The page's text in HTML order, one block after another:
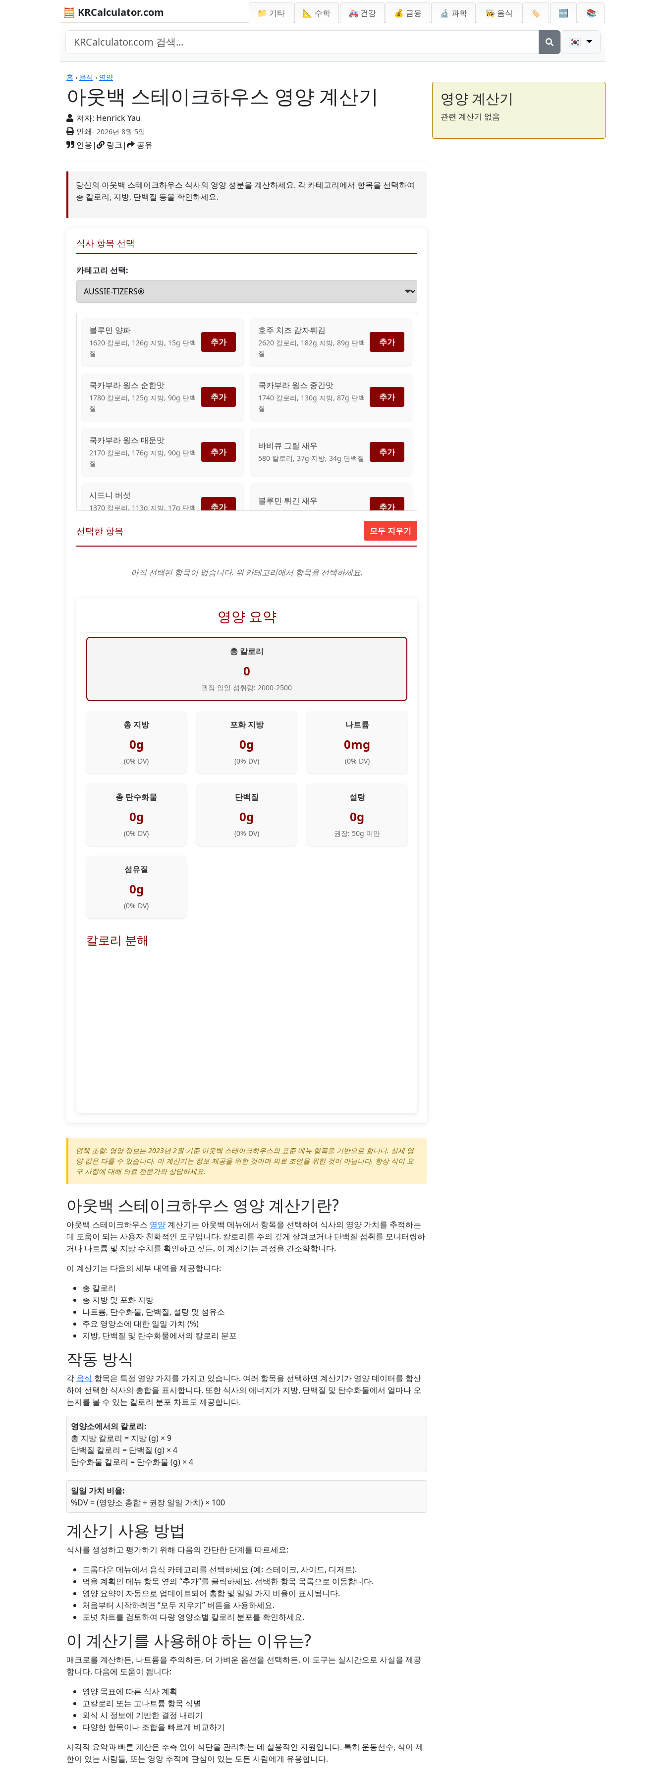
🧮 KRCalculator.com 📁 기타 📐 수학 🚑 건강 💰 금융 🔬 과학 👩‍🍳 음식 🏷️ 🆕 📚
🇰🇷
홈 › 음식 › 영양
아웃백 스테이크하우스 영양 계산기
저자: Henrick Yau
인쇄- 2026년 8월 5일
인용| 링크| 공유
계산기
당신의 아웃백 스테이크하우스 식사의 영양 성분을 계산하세요. 각 카테고리에서 항목을 선택하여
총 칼로리, 지방, 단백질 등을 확인하세요.
식사 항목 선택
카테고리 선택:
블루민 양파
1620 칼로리, 126g 지방, 15g 단백
질
추가
호주 치즈 감자튀김
2620 칼로리, 182g 지방, 89g 단백
질
추가
쿡카부라 윙스 순한맛
1780 칼로리, 125g 지방, 90g 단백
질
추가
쿡카부라 윙스 중간맛
1740 칼로리, 130g 지방, 87g 단백
질
추가
쿡카부라 윙스 매운맛
2170 칼로리, 176g 지방, 90g 단백
질
추가
바비큐 그릴 새우
580 칼로리, 37g 지방, 34g 단백질
추가
시드니 버섯
1370 칼로리, 113g 지방, 17g 단백
추가
블루민 튀긴 새우
990 칼로리, 66g 지방, 45g 단백질
추가
시어드 페퍼드 아히 골드 코스트 코코넛 새우
질
선택한 항목 모두 지우기
아직 선택된 항목이 없습니다. 위 카테고리에서 항목을 선택하세요.
영양 요약
총 칼로리
0
권장 일일 섭취량: 2000-2500
총 지방
0g
(0% DV)
포화 지방
0g
(0% DV)
나트륨
0mg
(0% DV)
총 탄수화물
0g
(0% DV)
단백질
0g
(0% DV)
설탕
0g
권장: 50g 미만
섬유질
0g
(0% DV)
칼로리 분해
면책 조항: 영양 정보는 2023년 2월 기준 아웃백 스테이크하우스의 표준 메뉴 항목을 기반으로 합니다. 실제 영
양 값은 다를 수 있습니다. 이 계산기는 정보 제공을 위한 것이며 의료 조언을 위한 것이 아닙니다. 항상 식이 요
구 사항에 대해 의료 전문가와 상담하세요.
아웃백 스테이크하우스 영양 계산기란?
아웃백 스테이크하우스 영양 계산기는 아웃백 메뉴에서 항목을 선택하여 식사의 영양 가치를 추적하는
데 도움이 되는 사용자 친화적인 도구입니다. 칼로리를 주의 깊게 살펴보거나 단백질 섭취를 모니터링하
거나 나트륨 및 지방 수치를 확인하고 싶든, 이 계산기는 과정을 간소화합니다.
이 계산기는 다음의 세부 내역을 제공합니다:
총 칼로리
총 지방 및 포화 지방
나트륨, 탄수화물, 단백질, 설탕 및 섬유소
주요 영양소에 대한 일일 가치 (%)
지방, 단백질 및 탄수화물에서의 칼로리 분포
작동 방식
각 음식 항목은 특정 영양 가치를 가지고 있습니다. 여러 항목을 선택하면 계산기가 영양 데이터를 합산
하여 선택한 식사의 총합을 표시합니다. 또한 식사의 에너지가 지방, 단백질 및 탄수화물에서 얼마나 오
는지를 볼 수 있는 칼로리 분포 차트도 제공합니다.
영양소에서의 칼로리:
총 지방 칼로리 = 지방 (g) × 9
단백질 칼로리 = 단백질 (g) × 4
탄수화물 칼로리 = 탄수화물 (g) × 4
일일 가치 비율:
%DV = (영양소 총합 ÷ 권장 일일 가치) × 100
계산기 사용 방법
식사를 생성하고 평가하기 위해 다음의 간단한 단계를 따르세요:
드롭다운 메뉴에서 음식 카테고리를 선택하세요 (예: 스테이크, 사이드, 디저트).
먹을 계획인 메뉴 항목 옆의 “추가”를 클릭하세요. 선택한 항목 목록으로 이동합니다.
영양 요약이 자동으로 업데이트되어 총합 및 일일 가치 비율이 표시됩니다.
처음부터 시작하려면 “모두 지우기” 버튼을 사용하세요.
도넛 차트를 검토하여 다량 영양소별 칼로리 분포를 확인하세요.
이 계산기를 사용해야 하는 이유는?
매크로를 계산하든, 나트륨을 주의하든, 더 가벼운 옵션을 선택하든, 이 도구는 실시간으로 사실을 제공
합니다. 다음에 도움이 됩니다:
영양 목표에 따른 식사 계획
고칼로리 또는 고나트륨 항목 식별
외식 시 정보에 기반한 결정 내리기
다양한 항목이나 조합을 빠르게 비교하기
시각적 요약과 빠른 계산은 추측 없이 식단을 관리하는 데 실용적인 자원입니다. 특히 운동선수, 식이 제
한이 있는 사람들, 또는 영양 추적에 관심이 있는 모든 사람에게 유용합니다.
영양 계산기
관련 계산기 없음